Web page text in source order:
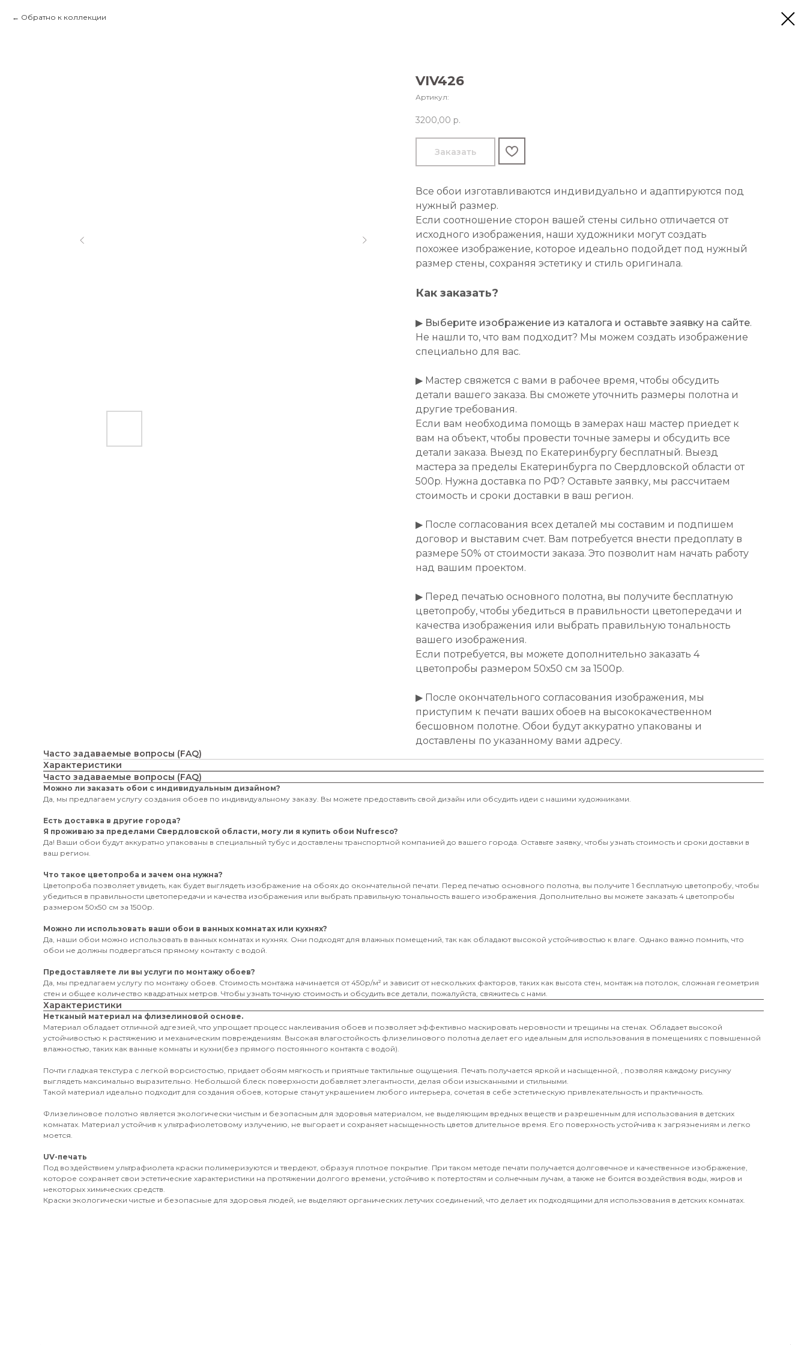
Обратно к коллекции
VIV426
Артикул:
3200,00 р.
Заказать
Все обои изготавливаются индивидуально и адаптируются под
нужный размер.
Если соотношение сторон вашей стены сильно отличается от
исходного изображения, наши художники могут создать
похожее изображение, которое идеально подойдет под нужный
размер стены, сохраняя эстетику и стиль оригинала.
Как заказать?
▶ Выберите изображение из каталога и оставьте заявку на сайте.
Не нашли то, что вам подходит? Мы можем создать изображение
специально для вас.
▶ Мастер свяжется с вами в рабочее время, чтобы обсудить
детали вашего заказа. Вы сможете уточнить размеры полотна и
другие требования.
Если вам необходима помощь в замерах наш мастер приедет к
вам на объект, чтобы провести точные замеры и обсудить все
детали заказа. Выезд по Екатеринбургу бесплатный. Выезд
мастера за пределы Екатеринбурга по Свердловской области от
500р. Нужна доставка по РФ? Оставьте заявку, мы рассчитаем
стоимость и сроки доставки в ваш регион.
▶ После согласования всех деталей мы составим и подпишем
договор и выставим счет. Вам потребуется внести предоплату в
размере 50% от стоимости заказа. Это позволит нам начать работу
над вашим проектом.
▶ Перед печатью основного полотна, вы получите бесплатную
цветопробу, чтобы убедиться в правильности цветопередачи и
качества изображения или выбрать правильную тональность
вашего изображения.
Если потребуется, вы можете дополнительно заказать 4
цветопробы размером 50х50 см за 1500р.
▶ После окончательного согласования изображения, мы
приступим к печати ваших обоев на высококачественном
бесшовном полотне. Обои будут аккуратно упакованы и
доставлены по указанному вами адресу.
Часто задаваемые вопросы (FAQ)
Характеристики
Часто задаваемые вопросы (FAQ)
Можно ли заказать обои с индивидуальным дизайном?
Да, мы предлагаем услугу создания обоев по индивидуальному заказу. Вы можете предоставить свой дизайн или обсудить идеи с нашими художниками.
Есть доставка в другие города?
Я проживаю за пределами Свердловской области, могу ли я купить обои Nufresco?
Да! Ваши обои будут аккуратно упакованы в специальный тубус и доставлены транспортной компанией до вашего города. Оставьте заявку, чтобы узнать стоимость и сроки доставки в
ваш регион.
Что такое цветопроба и зачем она нужна?
Цветопроба позволяет увидеть, как будет выглядеть изображение на обоях до окончательной печати. Перед печатью основного полотна, вы получите 1 бесплатную цветопробу, чтобы
убедиться в правильности цветопередачи и качества изображения или выбрать правильную тональность вашего изображения. Дополнительно вы можете заказать 4 цветопробы
размером 50х50 см за 1500р.
Можно ли использовать ваши обои в ванных комнатах или кухнях?
Да, наши обои можно использовать в ванных комнатах и кухнях. Они подходят для влажных помещений, так как обладают высокой устойчивостью к влаге. Однако важно помнить, что
обои не должны подвергаться прямому контакту с водой.
Предоставляете ли вы услуги по монтажу обоев?
Да, мы предлагаем услугу по монтажу обоев. Стоимость монтажа начинается от 450р/м² и зависит от нескольких факторов, таких как высота стен, монтаж на потолок, сложная геометрия
стен и общее количество квадратных метров. Чтобы узнать точную стоимость и обсудить все детали, пожалуйста, свяжитесь с нами.
Характеристики
Нетканый материал на флизелиновой основе.
Материал обладает отличной адгезией, что упрощает процесс наклеивания обоев и позволяет эффективно маскировать неровности и трещины на стенах. Обладает высокой
устойчивостью к растяжению и механическим повреждениям. Высокая влагостойкость флизелинового полотна делает его идеальным для использования в помещениях с повышенной
влажностью, таких как ванные комнаты и кухни(без прямого постоянного контакта с водой).
Почти гладкая текстура с легкой ворсистостью, придает обоям мягкость и приятные тактильные ощущения. Печать получается яркой и насыщенной, , позволяя каждому рисунку
выглядеть максимально выразительно. Небольшой блеск поверхности добавляет элегантности, делая обои изысканными и стильными.
Такой материал идеально подходит для создания обоев, которые станут украшением любого интерьера, сочетая в себе эстетическую привлекательность и практичность.
Флизелиновое полотно является экологически чистым и безопасным для здоровья материалом, не выделяющим вредных веществ и разрешенным для использования в детских
комнатах. Материал устойчив к ультрафиолетовому излучению, не выгорает и сохраняет насыщенность цветов длительное время. Его поверхность устойчива к загрязнениям и легко
моется.
UV-печать
Под воздействием ультрафиолета краски полимеризуются и твердеют, образуя плотное покрытие. При таком методе печати получается долговечное и качественное изображение,
которое сохраняет свои эстетические характеристики на протяжении долгого времени, устойчиво к потертостям и солнечным лучам, а также не боится воздействия воды, жиров и
некоторых химических средств.
Краски экологически чистые и безопасные для здоровья людей, не выделяют органических летучих соединений, что делает их подходящими для использования в детских комнатах.